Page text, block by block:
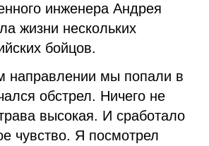
инженера Андрея
жизни нескольких
бойцов.
направлении мы попали в
обстрел. Ничего не
высокая. И сработало
чувство. Я посмотрел